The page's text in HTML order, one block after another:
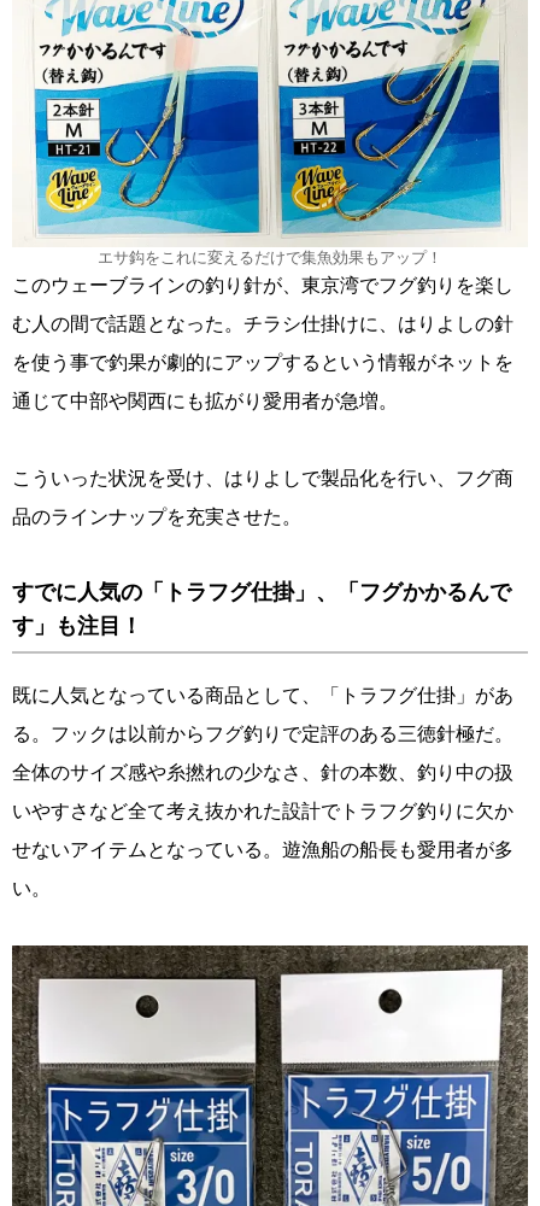
エサ鈎をこれに変えるだけで集魚効果もアップ！
このウェーブラインの釣り針が、東京湾でフグ釣りを楽し
む人の間で話題となった。チラシ仕掛けに、はりよしの針
を使う事で釣果が劇的にアップするという情報がネットを
通じて中部や関西にも拡がり愛用者が急増。
こういった状況を受け、はりよしで製品化を行い、フグ商
品のラインナップを充実させた。
すでに人気の「トラフグ仕掛」、「フグかかるんで
す」も注目！
既に人気となっている商品として、「トラフグ仕掛」があ
る。フックは以前からフグ釣りで定評のある三徳針極だ。
全体のサイズ感や糸撚れの少なさ、針の本数、釣り中の扱
いやすさなど全て考え抜かれた設計でトラフグ釣りに欠か
せないアイテムとなっている。遊漁船の船長も愛用者が多
い。